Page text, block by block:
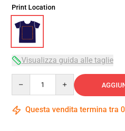
Print Location
Visualizza guida alle taglie
Questa vendita termina tra